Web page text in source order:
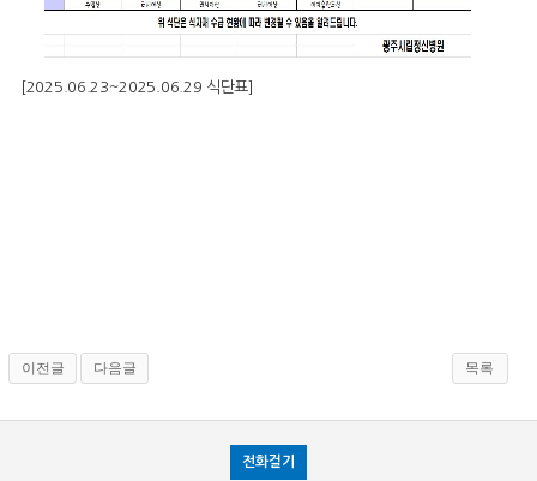
[2025.06.23~2025.06.29 식단표]
이전글 다음글 목록
전화걸기